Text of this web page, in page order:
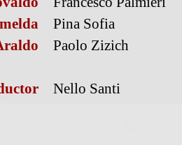
Pina Sofia
Paolo Zizich
Nello Santi